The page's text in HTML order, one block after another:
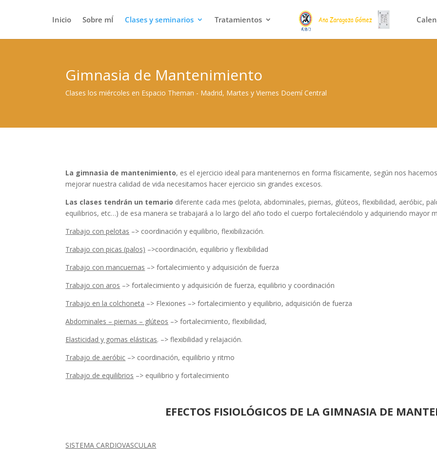
Inicio Sobre mÍ Clases y seminarios Tratamientos
Gimnasia de Mantenimiento
Clases los miércoles en Espacio Theman - Madrid, Martes y Viernes Doemí Central
La gimnasia de mantenimiento, es el ejercicio ideal para mantenernos en forma físicamente, según nos
mejorar nuestra calidad de vida necesitamos hacer ejercicio sin grandes excesos.
Las clases tendrán un temario diferente cada mes (pelota, abdominales, piernas, glúteos, flexibilidad, aeróbic,
equilibrios, etc…) de esa manera se trabajará a lo largo del año todo el cuerpo fortaleciéndolo y adquiriendo mayor
Trabajo con pelotas –> coordinación y equilibrio, flexibilización.
Trabajo con picas (palos) –>coordinación, equilibrio y flexibilidad
Trabajo con mancuernas –> fortalecimiento y adquisición de fuerza
Trabajo con aros –> fortalecimiento y adquisición de fuerza, equilibrio y coordinación
Trabajo en la colchoneta –> Flexiones –> fortalecimiento y equilibrio, adquisición de fuerza
Abdominales – piernas – glúteos –> fortalecimiento, flexibilidad,
Elasticidad y gomas elásticas. –> flexibilidad y relajación.
Trabajo de aeróbic –> coordinación, equilibrio y ritmo
Trabajo de equilibrios –> equilibrio y fortalecimiento
EFECTOS FISIOLÓGICOS DE LA GIMNASIA DE
SISTEMA CARDIOVASCULAR